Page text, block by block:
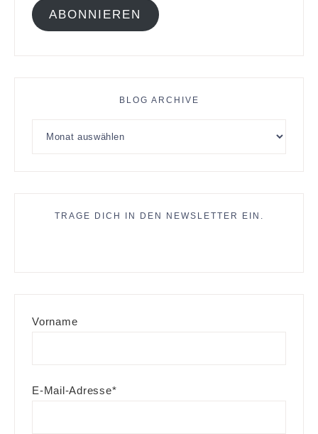
ABONNIEREN
BLOG ARCHIVE
TRAGE DICH IN DEN NEWSLETTER EIN.
Vorname
E-Mail-Adresse*